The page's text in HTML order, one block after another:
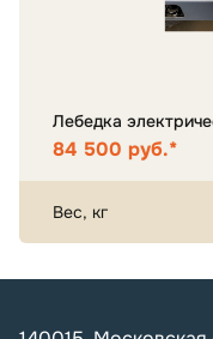
Лебедка
84 500 руб.*
Вес, кг